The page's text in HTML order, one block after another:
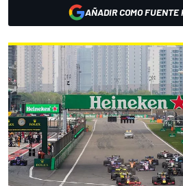
AÑADIR COMO FUENTE